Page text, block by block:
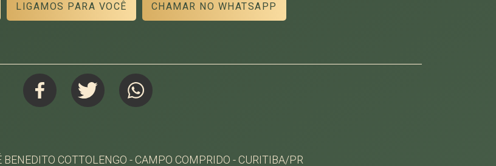
LIGAMOS PARA VOCÊ CHAMAR NO WHATSAPP
BENEDITO COTTOLENGO - CAMPO COMPRIDO - CURITIBA/PR